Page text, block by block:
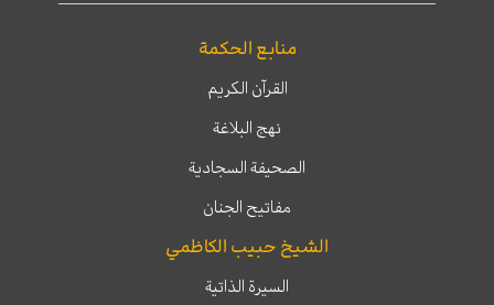
منابع الحكمة
القرآن الكريم
نهج البلاغة
الصحيفة السجادية
مفاتيح الجنان
الشيخ حبيب الكاظمي
السيرة الذاتية